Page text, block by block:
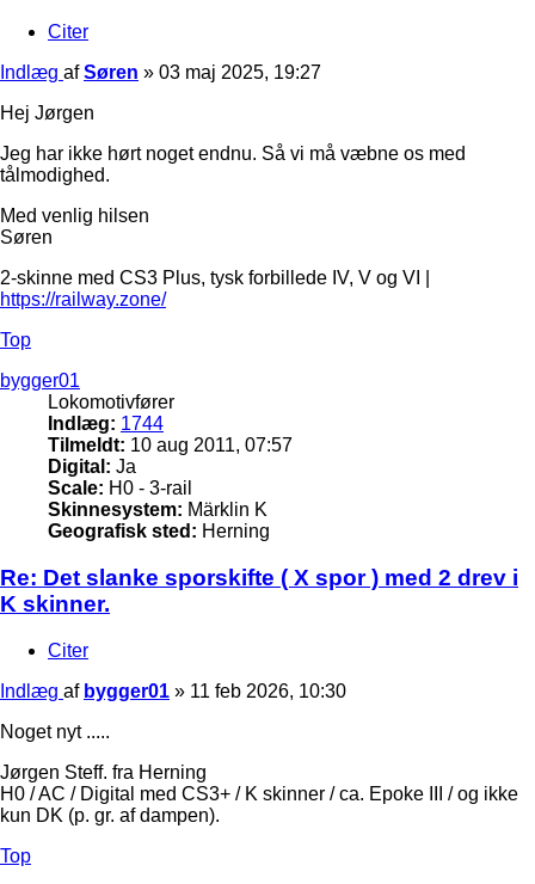
Citer
Indlæg afSøren » 03 maj 2025, 19:27
Hej Jørgen
Jeg har ikke hørt noget endnu. Så vi må væbne os med
tålmodighed.
Med venlig hilsen
Søren
2-skinne med CS3 Plus, tysk forbillede IV, V og VI |
https://railway.zone/
Top
bygger01
Lokomotivfører
Indlæg: 1744
Tilmeldt: 10 aug 2011, 07:57
Digital: Ja
Scale: H0 - 3-rail
Skinnesystem: Märklin K
Geografisk sted: Herning
Re: Det slanke sporskifte ( X spor ) med 2 drev i
K skinner.
Citer
Indlæg af bygger01 » 11 feb 2026, 10:30
Noget nyt .....
Jørgen Steff. fra Herning
H0 / AC / Digital med CS3+ / K skinner / ca. Epoke III / og ikke
kun DK (p. gr. af dampen).
Top